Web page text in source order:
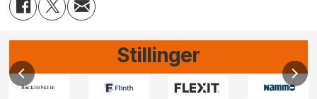
Stillinger